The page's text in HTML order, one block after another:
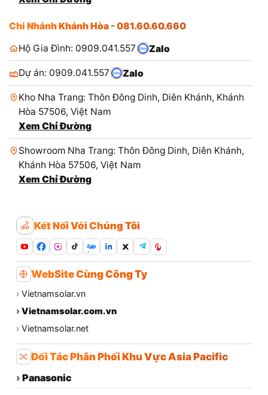
Chi Nhánh Khánh Hòa - 081.60.60.660
Hộ Gia Đình: 0909.041.557
Zalo
Dự án: 0909.041.557 Zalo
Kho Nha Trang: Thôn Đông Dinh, Diên Khánh, Khánh
Hòa 57506, Việt Nam
Xem Chỉ Đường
Showroom Nha Trang: Thôn Đông Dinh, Diên Khánh,
Khánh Hòa 57506, Việt Nam
Xem Chỉ Đường
Kết Nối Với Chúng Tôi
Zalo
WebSite Cùng Công Ty
› Vietnamsolar.vn
› Vietnamsolar.com.vn
› Vietnamsolar.net
Đối Tác Phân Phối Khu Vực Asia Pacific
› Panasonic